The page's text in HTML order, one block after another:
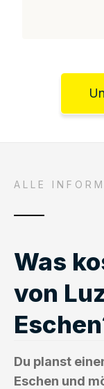
ALLE
Was
von
Du planst
Eschen und